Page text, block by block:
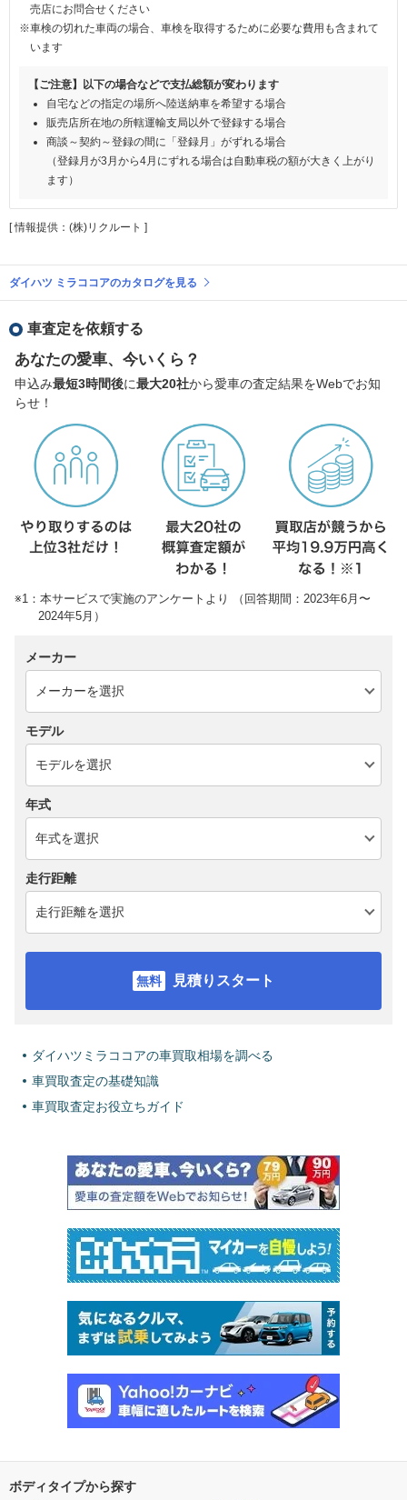
売店にお問合せください
※車検の切れた車両の場合、車検を取得するために必要な費用も含まれて
います
【ご注意】以下の場合などで支払総額が変わります
自宅などの指定の場所へ陸送納車を希望する場合
販売店所在地の所轄運輸支局以外で登録する場合
商談～契約～登録の間に「登録月」がずれる場合
（登録月が3月から4月にずれる場合は自動車税の額が大きく上がり
ます）
[ 情報提供：(株)リクルート ]
ダイハツ ミラココアのカタログを見る
車査定を依頼する
あなたの愛車、今いくら？
申込み最短3時間後に最大20社から愛車の査定結果をWebでお知
らせ！
※1：本サービスで実施のアンケートより （回答期間：2023年6月〜
2024年5月）
メーカー
モデル
年式
走行距離
見積りスタート
ダイハツミラココアの車買取相場を調べる
車買取査定の基礎知識
車買取査定お役立ちガイド
ボディタイプから探す